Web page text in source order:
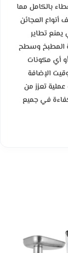
بالكامل مما
أنواع العجائن
تطاير
المطبخ وسطح
أي مكونات
الإضافة
تعزز من
في جميع